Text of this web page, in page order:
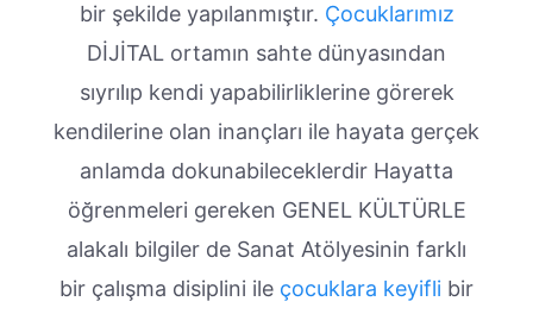
bir şekilde yapılanmıştır. Çocuklarımız
DİJİTAL ortamın sahte dünyasından
sıyrılıp kendi yapabilirliklerine görerek
kendilerine olan inançları ile hayata gerçek
anlamda dokunabileceklerdir Hayatta
öğrenmeleri gereken GENEL KÜLTÜRLE
alakalı bilgiler de Sanat Atölyesinin farklı
bir çalışma disiplini ile çocuklara keyifli bir